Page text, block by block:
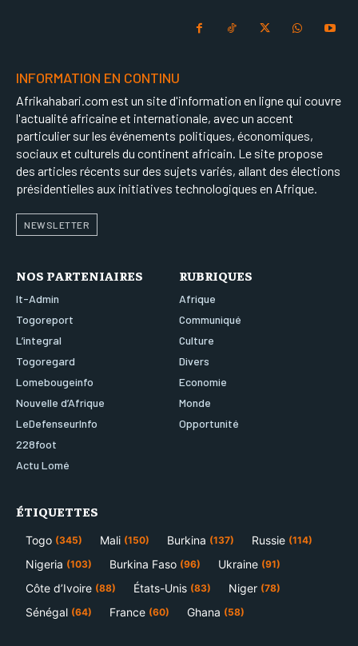
INFORMATION EN CONTINU
Afrikahabari.com est un site d'information en ligne qui couvre
l'actualité africaine et internationale, avec un accent
particulier sur les événements politiques, économiques,
sociaux et culturels du continent africain. Le site propose
des articles récents sur des sujets variés, allant des élections
présidentielles aux initiatives technologiques en Afrique.
NEWSLETTER
NOS PARTENIAIRES
It-Admin
Togoreport
L’integral
Togoregard
Lomebougeinfo
Nouvelle d’Afrique
LeDefenseurInfo
228foot
Actu Lomé
RUBRIQUES
Afrique
Communiqué
Culture
Divers
Economie
Monde
Opportunité
ÉTIQUETTES
Togo (345) Mali (150) Burkina (137) Russie (114)
Nigeria (103) Burkina Faso (96) Ukraine (91)
Côte d’Ivoire (88) États-Unis (83) Niger (78)
Sénégal (64) France (60) Ghana (58)